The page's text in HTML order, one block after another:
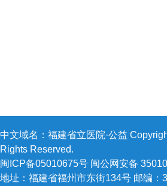
中文域名：福建省立医院·公益
Rights Reserved.
闽ICP备05010675号 闽公网安备
地址：福建省福州市东街134号 邮编：